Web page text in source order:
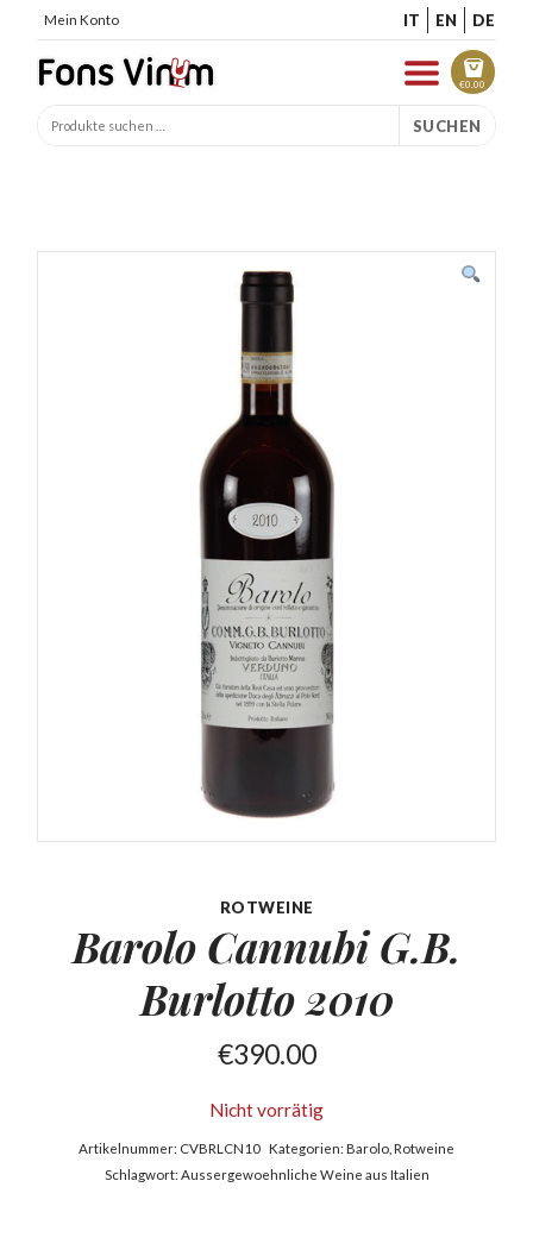
Mein Konto IT EN DE
€0.00
SUCHEN
ROTWEINE
Barolo Cannubi G.B.
Burlotto 2010
€390.00
Nicht vorrätig
Artikelnummer: CVBRLCN10 Kategorien:Barolo ,Rotweine
Schlagwort: Aussergewoehnliche Weine aus Italien